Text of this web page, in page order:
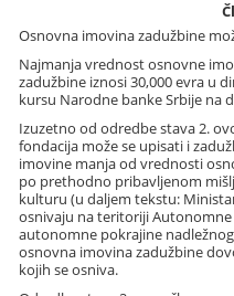
Osnovna imovina zadužbine
Najmanja vrednost osnovne
zadužbine iznosi 30,000 evra u
kursu Narodne banke Srbije na
Izuzetno od odredbe stava 2.
fondacija može se upisati i
imovine manja od vrednosti
po prethodno pribavljenom
kulturu (u daljem tekstu:
osnivaju na teritoriji
autonomne pokrajine
osnovna imovina zadužbine
kojih se osniva.